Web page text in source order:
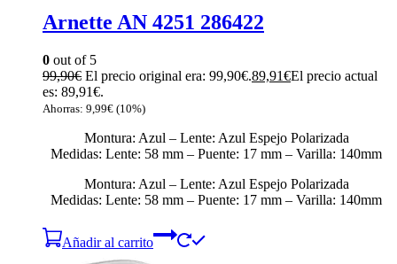
Arnette AN 4251 286422
0 out of 5
99,90€ El precio original era: 99,90€.89,91€El precio actual
es: 89,91€.
Ahorras: 9,99€ (10%)
Montura: Azul – Lente: Azul Espejo Polarizada
Medidas: Lente: 58 mm – Puente: 17 mm – Varilla: 140mm
Montura: Azul – Lente: Azul Espejo Polarizada
Medidas: Lente: 58 mm – Puente: 17 mm – Varilla: 140mm
Añadir al carrito